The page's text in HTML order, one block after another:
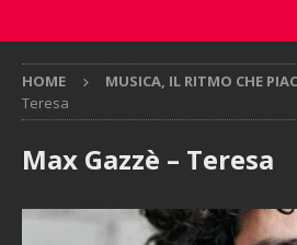
HOME MUSICA, IL RITMO CHE
Teresa
Max Gazzè – Teresa